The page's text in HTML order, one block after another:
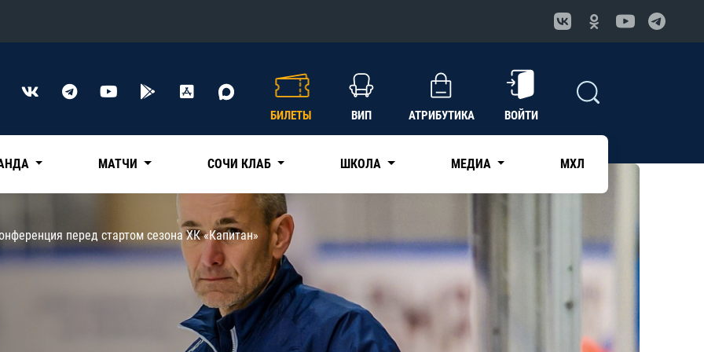
Конференция «Восток»
Трактор
КХЛ
БИЛЕТЫ ВИП АТРИБУТИКА ВОЙТИ
МАТЧИ СОЧИ КЛАБ ШКОЛА МЕДИА МХЛ
перед стартом сезона ХК «Капитан»